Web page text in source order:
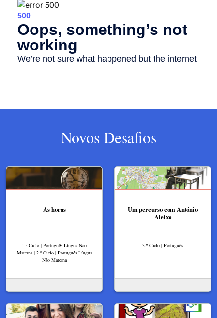
Novos Desafios
As horas
1.º Ciclo | Português Língua Não
Materna | 2.º Ciclo | Português Língua
Não Materna
Um percurso com António
Aleixo
3.º Ciclo | Português